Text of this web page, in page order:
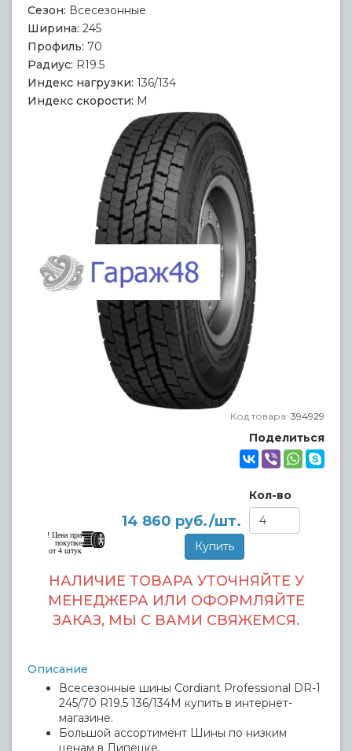
Сезон: Всесезонные
Ширина: 245
Профиль: 70
Радиус: R19.5
Индекс нагрузки: 136/134
Индекс скорости: M
Код товара: 394929
Поделиться
! Цена при
покупке
от 4 штук
14 860 руб./шт.
Кол-во
НАЛИЧИЕ ТОВАРА УТОЧНЯЙТЕ У
МЕНЕДЖЕРА ИЛИ ОФОРМЛЯЙТЕ
ЗАКАЗ, МЫ С ВАМИ СВЯЖЕМСЯ.
Описание
Всесезонные шины Cordiant Professional DR-1
245/70 R19.5 136/134M купить в интернет-
магазине.
Большой ассортимент Шины по низким
ценам в Липецке.